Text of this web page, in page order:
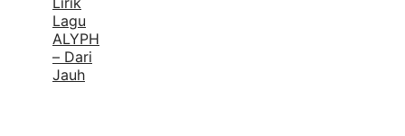
Lagu
ALYPH
– Dari
Jauh